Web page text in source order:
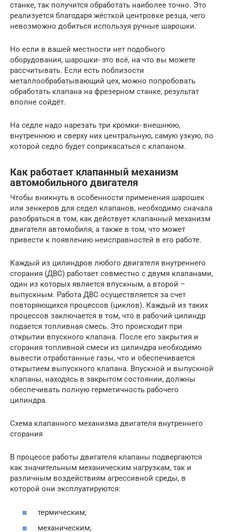
станке, так получится обработать наиболее точно. Это
реализуется благодаря жёсткой центровке резца, чего
невозможно добиться используя ручные шарошки.
Но если в вашей местности нет подобного
оборудования, шарошки- это всё, на что вы можете
рассчитывать. Если есть поблизости
металлообрабатывающий цех, можно попробовать
обработать клапана на фрезерном станке, результат
вполне сойдёт.
На седле надо нарезать три кромки- внешнюю,
внутреннюю и сверху них центральную, самую узкую, по
которой седло будет соприкасаться с клапаном.
Как работает клапанный механизм
автомобильного двигателя
Чтобы вникнуть в особенности применения шарошек
или зенкеров для седел клапанов, необходимо сначала
разобраться в том, как действует клапанный механизм
двигателя автомобиля, а также в том, что может
привести к появлению неисправностей в его работе.
Каждый из цилиндров любого двигателя внутреннего
сгорания (ДВС) работает совместно с двумя клапанами,
один из которых является впускным, а второй –
выпускным. Работа ДВС осуществляется за счет
повторяющихся процессов (циклов). Каждый из таких
процессов заключается в том, что в рабочий цилиндр
подается топливная смесь. Это происходит при
открытии впускного клапана. После его закрытия и
сгорания топливной смеси из цилиндра необходимо
вывести отработанные газы, что и обеспечивается
открытием выпускного клапана. Впускной и выпускной
клапаны, находясь в закрытом состоянии, должны
обеспечивать полную герметичность рабочего
цилиндра.
Схема клапанного механизма двигателя внутреннего
сгорания
В процессе работы двигателя клапаны подвергаются
как значительным механическим нагрузкам, так и
различным воздействиям агрессивной среды, в
которой они эксплуатируются:
термическим;
механическим;